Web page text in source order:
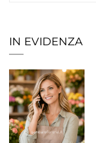
IN EVIDENZA